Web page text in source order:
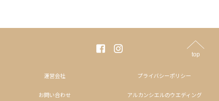
top
運営会社 プライバシーポリシー
お問い合わせ アルカンシエルのウエディング